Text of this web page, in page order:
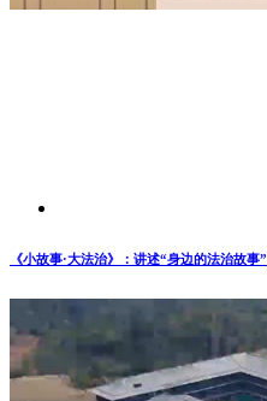
《小故事·大法治》：讲述“身边的法治故事”